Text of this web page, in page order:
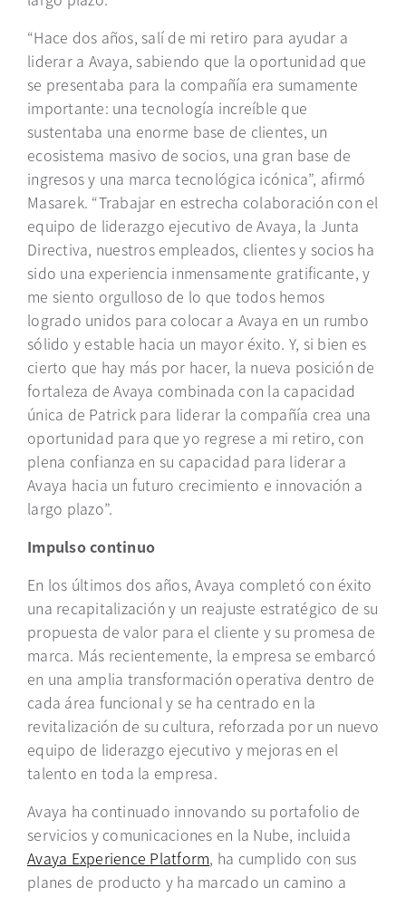
“Hace dos años, salí de mi retiro para ayudar a
liderar a Avaya, sabiendo que la oportunidad que
se presentaba para la compañía era sumamente
importante: una tecnología increíble que
sustentaba una enorme base de clientes, un
ecosistema masivo de socios, una gran base de
ingresos y una marca tecnológica icónica”, afirmó
Masarek. “Trabajar en estrecha colaboración con el
equipo de liderazgo ejecutivo de Avaya, la Junta
Directiva, nuestros empleados, clientes y socios ha
sido una experiencia inmensamente gratificante, y
me siento orgulloso de lo que todos hemos
logrado unidos para colocar a Avaya en un rumbo
sólido y estable hacia un mayor éxito. Y, si bien es
cierto que hay más por hacer, la nueva posición de
fortaleza de Avaya combinada con la capacidad
única de Patrick para liderar la compañía crea una
oportunidad para que yo regrese a mi retiro, con
plena confianza en su capacidad para liderar a
Avaya hacia un futuro crecimiento e innovación a
largo plazo”.
Impulso continuo
En los últimos dos años, Avaya completó con éxito
una recapitalización y un reajuste estratégico de su
propuesta de valor para el cliente y su promesa de
marca. Más recientemente, la empresa se embarcó
en una amplia transformación operativa dentro de
cada área funcional y se ha centrado en la
revitalización de su cultura, reforzada por un nuevo
equipo de liderazgo ejecutivo y mejoras en el
talento en toda la empresa.
Avaya ha continuado innovando su portafolio de
servicios y comunicaciones en la Nube, incluida
Avaya Experience Platform, ha cumplido con sus
planes de producto y ha marcado un camino a